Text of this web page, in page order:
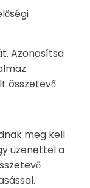
Azonosítsa
összetevő
meg kell
üzenettel a